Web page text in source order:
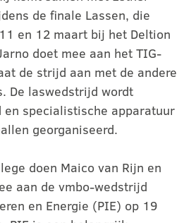
de finale Lassen, die
en 12 maart bij het Deltion
doet mee aan het TIG-
de strijd aan met de andere
De laswedstrijd wordt
specialistische apparatuur
georganiseerd.
doen Maico van Rijn en
aan de vmbo-wedstrijd
en Energie (PIE) op 19